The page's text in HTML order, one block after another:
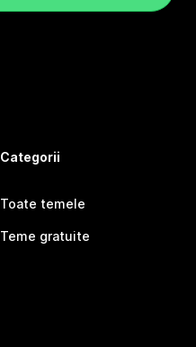
Categorii
Toate temele
Teme gratuite